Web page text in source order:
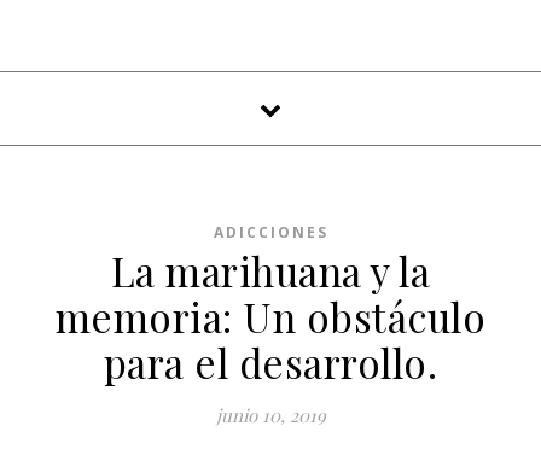
ADICCIONES
La marihuana y la
memoria: Un obstáculo
para el desarrollo.
junio 10, 2019